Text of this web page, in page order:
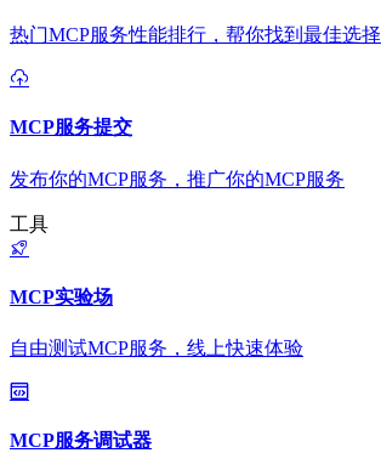
热门MCP服务性能排行，帮你找到最佳选择
MCP服务提交
发布你的MCP服务，推广你的MCP服务
工具
MCP实验场
自由测试MCP服务，线上快速体验
MCP服务调试器